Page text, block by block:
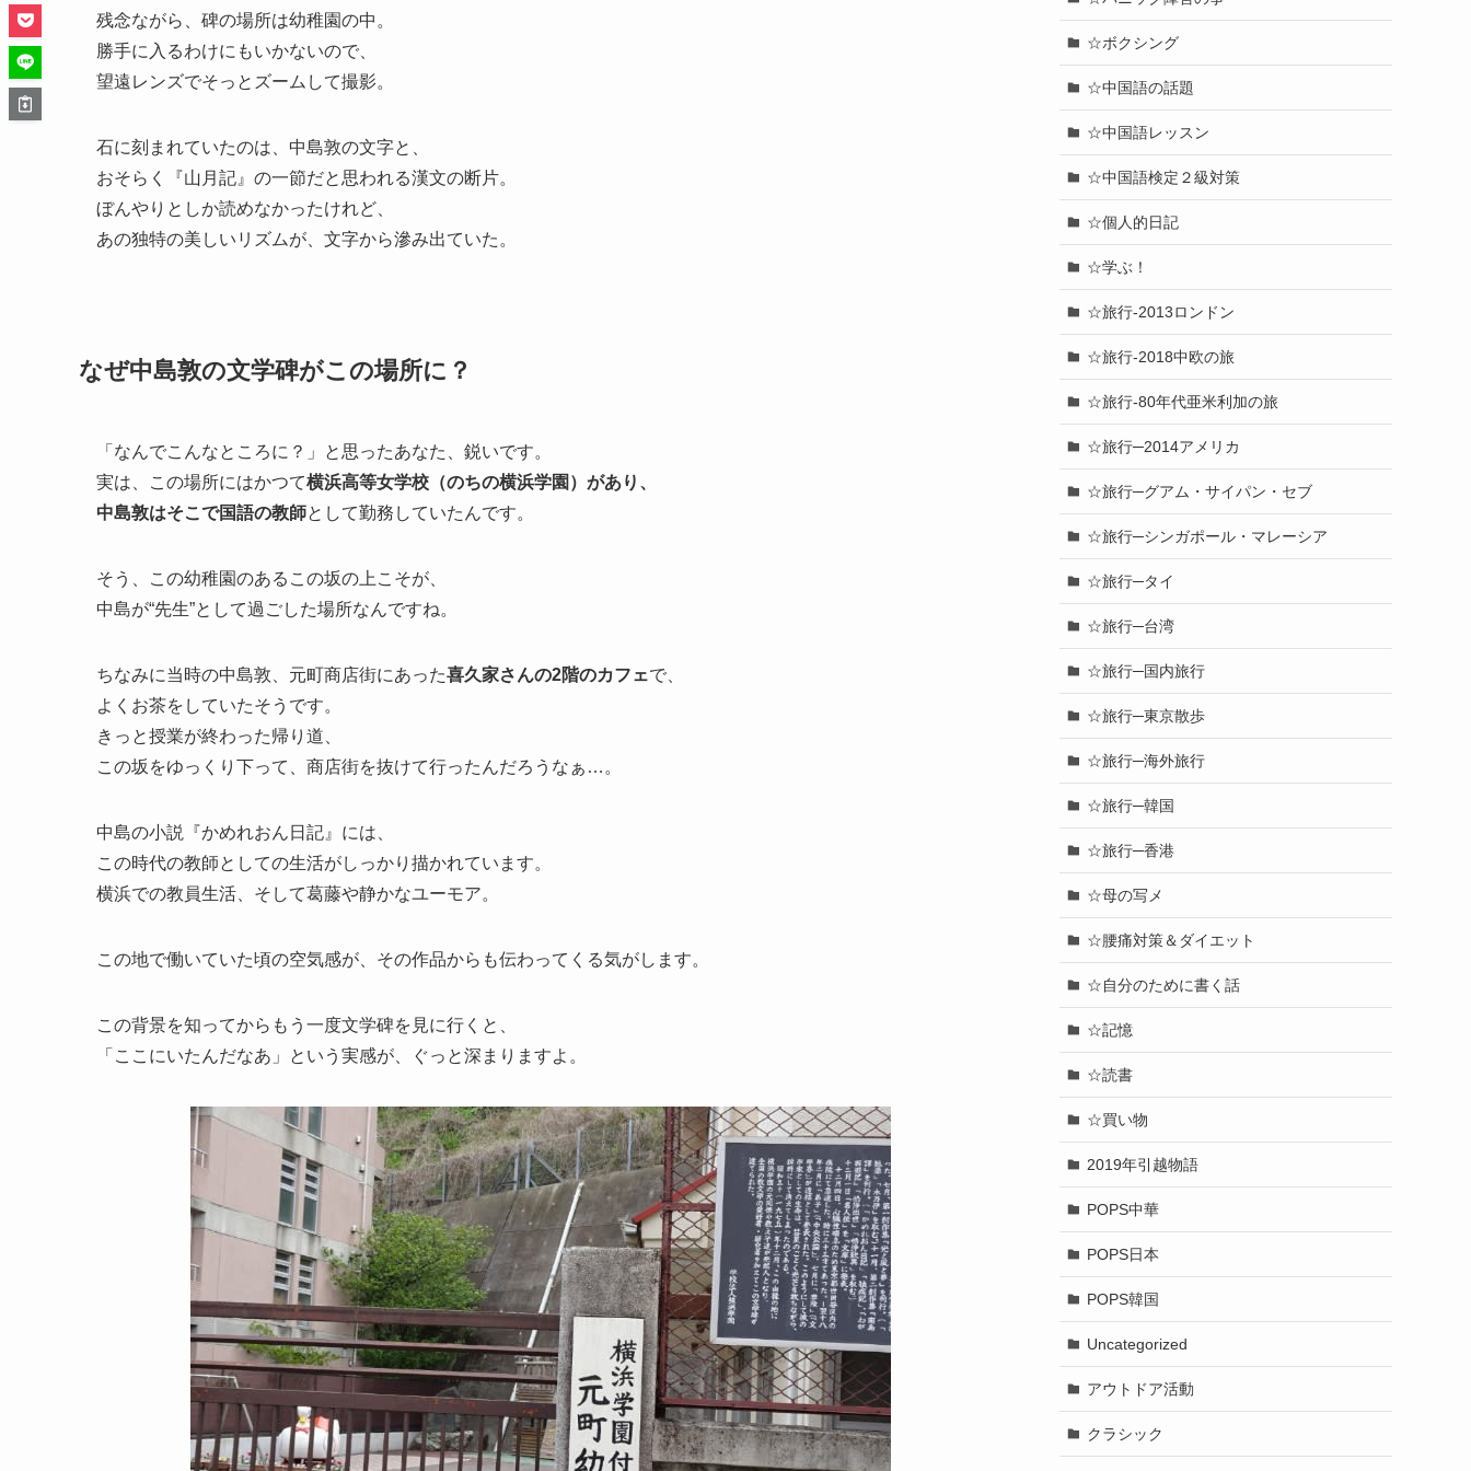
残念ながら、碑の場所は幼稚園の中。
勝手に入るわけにもいかないので、
望遠レンズでそっとズームして撮影。
石に刻まれていたのは、中島敦の文字と、
おそらく『山月記』の一節だと思われる漢文の断片。
ぼんやりとしか読めなかったけれど、
あの独特の美しいリズムが、文字から滲み出ていた。
なぜ中島敦の文学碑がこの場所に？
「なんでこんなところに？」と思ったあなた、鋭いです。
実は、この場所にはかつて横浜高等女学校（のちの横浜学園）があり、
中島敦はそこで国語の教師として勤務していたんです。
そう、この幼稚園のあるこの坂の上こそが、
中島が“先生”として過ごした場所なんですね。
ちなみに当時の中島敦、元町商店街にあった喜久家さんの2階のカフェで、
よくお茶をしていたそうです。
きっと授業が終わった帰り道、
この坂をゆっくり下って、商店街を抜けて行ったんだろうなぁ…。
中島の小説『かめれおん日記』には、
この時代の教師としての生活がしっかり描かれています。
横浜での教員生活、そして葛藤や静かなユーモア。
この地で働いていた頃の空気感が、その作品からも伝わってくる気がします。
この背景を知ってからもう一度文学碑を見に行くと、
「ここにいたんだなあ」という実感が、ぐっと深まりますよ。
☆ボクシング
☆中国語の話題
☆中国語レッスン
☆中国語検定２級対策
☆個人的日記
☆学ぶ！
☆旅行-2013ロンドン
☆旅行-2018中欧の旅
☆旅行-80年代亜米利加の旅
☆旅行─2014アメリカ
☆旅行─グアム・サイパン・セブ
☆旅行─シンガポール・マレーシア
☆旅行─タイ
☆旅行─台湾
☆旅行─国内旅行
☆旅行─東京散歩
☆旅行─海外旅行
☆旅行─韓国
☆旅行─香港
☆母の写メ
☆腰痛対策＆ダイエット
☆自分のために書く話
☆記憶
☆読書
☆買い物
2019年引越物語
POPS中華
POPS日本
POPS韓国
Uncategorized
アウトドア活動
クラシック